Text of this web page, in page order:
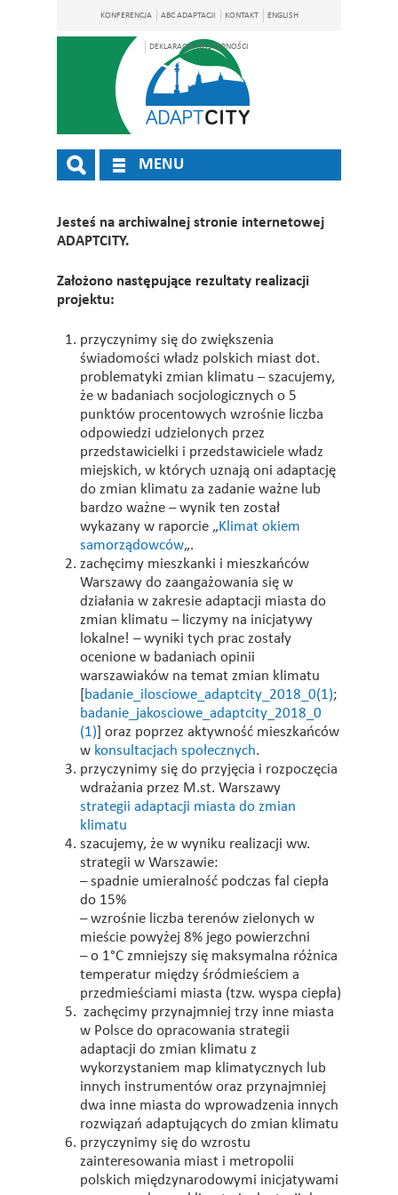
KONFERENCJA ABC ADAPTACJI KONTAKT ENGLISH
DEKLARACJA DOSTĘPNOŚCI
MENU
Jesteś na archiwalnej stronie internetowej
ADAPTCITY.
Założono następujące rezultaty realizacji
projektu:
przyczynimy się do zwiększenia
świadomości władz polskich miast dot.
problematyki zmian klimatu – szacujemy,
że w badaniach socjologicznych o 5
punktów procentowych wzrośnie liczba
odpowiedzi udzielonych przez
przedstawicielki i przedstawiciele władz
miejskich, w których uznają oni adaptację
do zmian klimatu za zadanie ważne lub
bardzo ważne – wynik ten został
wykazany w raporcie „ Klimat okiem
samorządowców„.
zachęcimy mieszkanki i mieszkańców
Warszawy do zaangażowania się w
działania w zakresie adaptacji miasta do
zmian klimatu – liczymy na inicjatywy
lokalne! – wyniki tych prac zostały
ocenione w badaniach opinii
warszawiaków na temat zmian klimatu
badanie_ilosciowe_adaptcity_2018_0(1);
badanie_jakosciowe_adaptcity_2018_0
(1) ] oraz poprzez aktywność mieszkańców
w konsultacjach społecznych.
przyczynimy się do przyjęcia i rozpoczęcia
wdrażania przez M.st. Warszawy
strategii adaptacji miasta do zmian
klimatu
szacujemy, że w wyniku realizacji ww.
strategii w Warszawie:
– spadnie umieralność podczas fal ciepła
do 15%
– wzrośnie liczba terenów zielonych w
mieście powyżej 8% jego powierzchni
– o 1°C zmniejszy się maksymalna różnica
temperatur między śródmieściem a
przedmieściami miasta (tzw. wyspa ciepła)
zachęcimy przynajmniej trzy inne miasta
w Polsce do opracowania strategii
adaptacji do zmian klimatu z
wykorzystaniem map klimatycznych lub
innych instrumentów oraz przynajmniej
dwa inne miasta do wprowadzenia innych
rozwiązań adaptujących do zmian klimatu
przyczynimy się do wzrostu
zainteresowania miast i metropolii
polskich międzynarodowymi inicjatywami